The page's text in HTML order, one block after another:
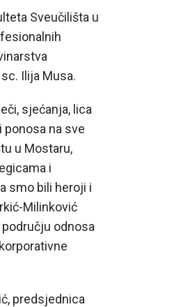
Sveučilišta u
Ilija Musa.
sjećanja, lica
ponosa na sve
u Mostaru,
i
smo bili heroji i
Milinković
odnosa
predsjednica